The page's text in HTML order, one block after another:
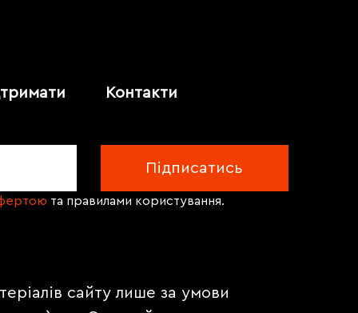
Контакти
та правилами користування.
сайту лише за умови